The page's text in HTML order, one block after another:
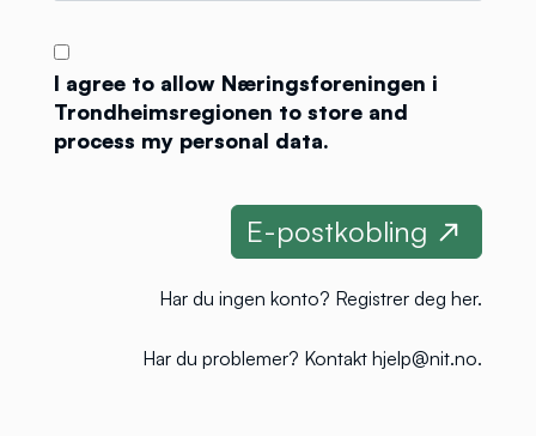
I agree to allow Næringsforeningen i
Trondheimsregionen to store and
process my personal data.
Har du ingen konto? Registrer deg her.
Har du problemer? Kontakt hjelp@nit.no.